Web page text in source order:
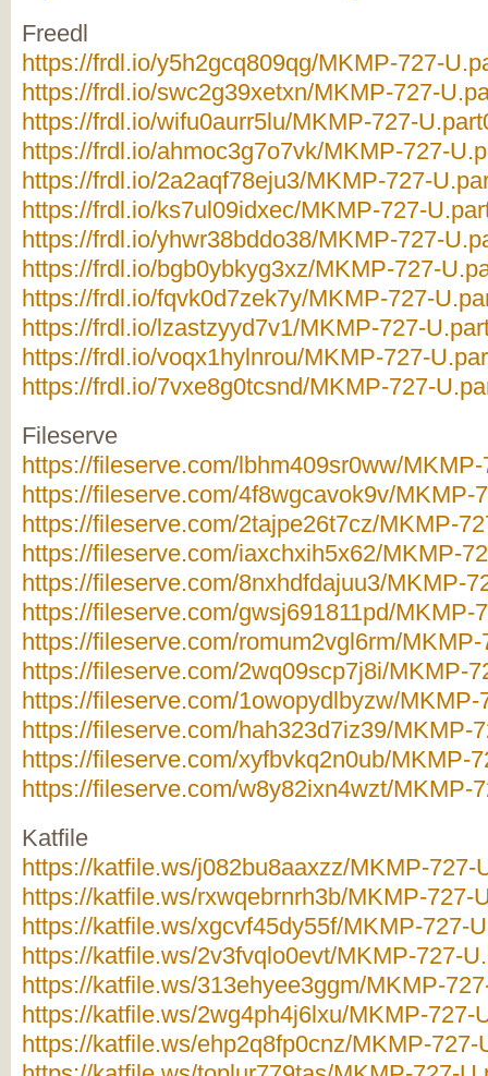
Freedl
https://frdl.io/y5h2gcq809qg/MKMP-727-
https://frdl.io/swc2g39xetxn/MKMP-727-
https://frdl.io/wifu0aurr5lu/MKMP-727-
https://frdl.io/ahmoc3g7o7vk/MKMP-727-
https://frdl.io/2a2aqf78eju3/MKMP-727-
https://frdl.io/ks7ul09idxec/MKMP-727-
https://frdl.io/yhwr38bddo38/MKMP-727-
https://frdl.io/bgb0ybkyg3xz/MKMP-727-
https://frdl.io/fqvk0d7zek7y/MKMP-727-
https://frdl.io/lzastzyyd7v1/MKMP-727-
https://frdl.io/voqx1hylnrou/MKMP-727-
https://frdl.io/7vxe8g0tcsnd/MKMP-727-
Fileserve
https://fileserve.com/lbhm409sr0ww/
https://fileserve.com/4f8wgcavok9v/MKMP-
https://fileserve.com/2tajpe26t7cz/MKMP-
https://fileserve.com/iaxchxih5x62/MKMP-
https://fileserve.com/8nxhdfdajuu3/MKMP-
https://fileserve.com/gwsj691811pd/MKMP-
https://fileserve.com/romum2vgl6rm/
https://fileserve.com/2wq09scp7j8i/MKMP-
https://fileserve.com/1owopydlbyzw/
https://fileserve.com/hah323d7iz39/MKMP-
https://fileserve.com/xyfbvkq2n0ub/MKMP-
https://fileserve.com/w8y82ixn4wzt/MKMP-
Katfile
https://katfile.ws/j082bu8aaxzz/MKMP-727-
https://katfile.ws/rxwqebrnrh3b/MKMP-727-
https://katfile.ws/xgcvf45dy55f/MKMP-727-
https://katfile.ws/2v3fvqlo0evt/MKMP-727-
https://katfile.ws/313ehyee3ggm/MKMP-
https://katfile.ws/2wg4ph4j6lxu/MKMP-727-
https://katfile.ws/ehp2q8fp0cnz/MKMP-727-